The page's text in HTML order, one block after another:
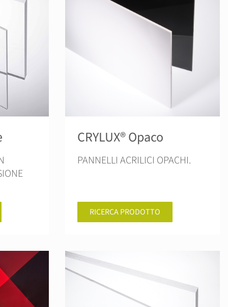
CRYLUX® Opaco
PANNELLI ACRILICI OPACHI.
RICERCA PRODOTTO